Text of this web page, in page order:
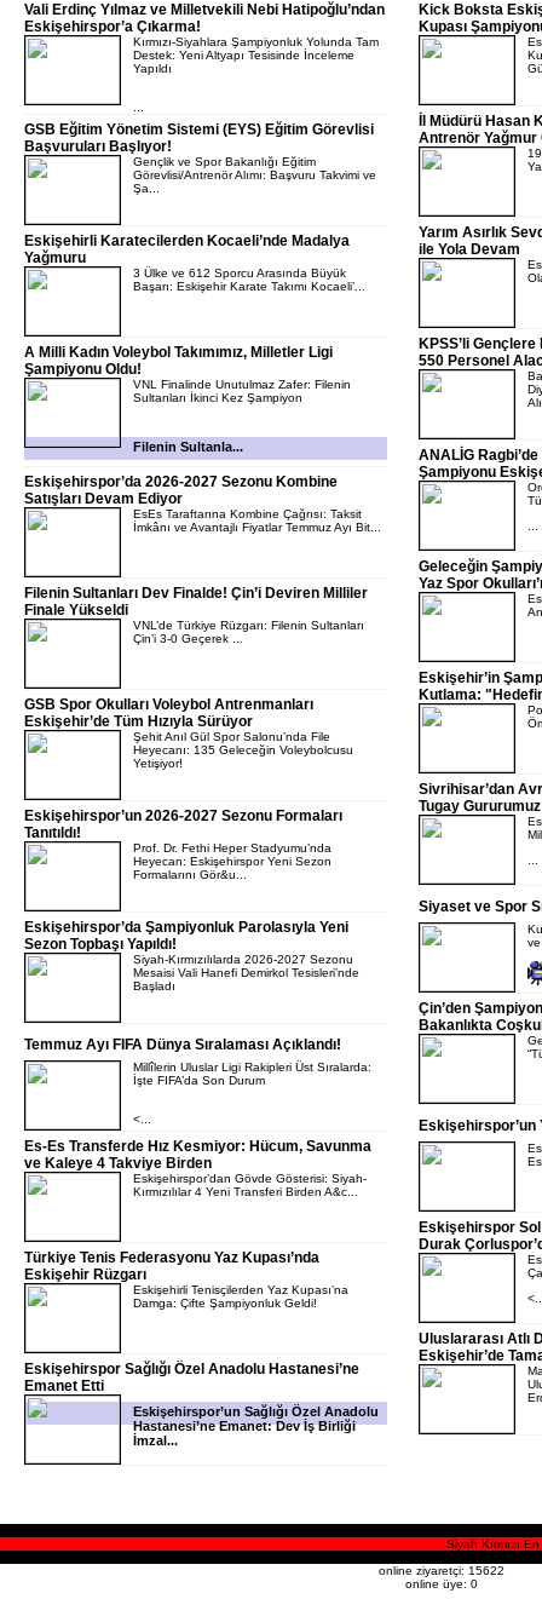
Vali Erdinç Yılmaz ve Milletvekili Nebi Hatipoğlu’ndan
Eskişehirspor’a Çıkarma!
Kırmızı-Siyahlara Şampiyonluk Yolunda Tam
Destek: Yeni Altyapı Tesisinde İnceleme
Yapıldı
GSB Eğitim Yönetim Sistemi (EYS) Eğitim Görevlisi
Başvuruları Başlıyor!
Gençlik ve Spor Bakanlığı Eğitim
Görevlisi/Antrenör Alımı: Başvuru Takvimi ve
Şa...
Eskişehirli Karatecilerden Kocaeli’nde Madalya
Yağmuru
3 Ülke ve 612 Sporcu Arasında Büyük
Başarı: Eskişehir Karate Takımı Kocaeli’...
A Milli Kadın Voleybol Takımımız, Milletler Ligi
Şampiyonu Oldu!
VNL Finalinde Unutulmaz Zafer: Filenin
Sultanları İkinci Kez Şampiyon
Filenin Sultanla...
Eskişehirspor’da 2026-2027 Sezonu Kombine
Satışları Devam Ediyor
EsEs Taraftarına Kombine Çağrısı: Taksit
İmkânı ve Avantajlı Fiyatlar Temmuz Ayı Bit...
Filenin Sultanları Dev Finalde! Çin’i Deviren Milliler
Finale Yükseldi
VNL’de Türkiye Rüzgarı: Filenin Sultanları
Çin’i 3-0 Geçerek ...
GSB Spor Okulları Voleybol Antrenmanları
Eskişehir’de Tüm Hızıyla Sürüyor
Şehit Anıl Gül Spor Salonu’nda File
Heyecanı: 135 Geleceğin Voleybolcusu
Yetişiyor!
Eskişehirspor’un 2026-2027 Sezonu Formaları
Tanıtıldı!
Prof. Dr. Fethi Heper Stadyumu’nda
Heyecan: Eskişehirspor Yeni Sezon
Formalarını Gör&u...
Eskişehirspor’da Şampiyonluk Parolasıyla Yeni
Sezon Topbaşı Yapıldı!
Siyah-Kırmızılılarda 2026-2027 Sezonu
Mesaisi Vali Hanefi Demirkol Tesisleri’nde
Başladı
Temmuz Ayı FIFA Dünya Sıralaması Açıklandı!
Millîlerin Uluslar Ligi Rakipleri Üst Sıralarda:
İşte FIFA’da Son Durum
<...
Es-Es Transferde Hız Kesmiyor: Hücum, Savunma
ve Kaleye 4 Takviye Birden
Eskişehirspor’dan Gövde Gösterisi: Siyah-
Kırmızılılar 4 Yeni Transferi Birden A&c...
Türkiye Tenis Federasyonu Yaz Kupası’nda
Eskişehir Rüzgarı
Eskişehirli Tenisçilerden Yaz Kupası’na
Damga: Çifte Şampiyonluk Geldi!
Eskişehirspor Sağlığı Özel Anadolu Hastanesi’ne
Emanet Etti
Eskişehirspor’un Sağlığı Özel Anadolu
Hastanesi’ne Emanet: Dev İş Birliği
İmzal...
Kick Boksta
Kupası
İl Müdürü Hasan
Antrenör Yağmur
Yarım Asırlık
ile Yola Devam
KPSS’li
550 Personel
ANALİG
Şampiyonu
Geleceğin
Yaz Spor
Eskişehir’in
Kutlama:
Sivrihisar’dan
Tugay
Siyaset ve Spor
ve
Çin’den
Bakanlıkta
Eskişehirspor’un
Eskişehirspor Sol
Durak
Uluslararası Atlı
Eskişehir’de
Siyah Kırmızı
online ziyaretçi: 15622
online üye: 0